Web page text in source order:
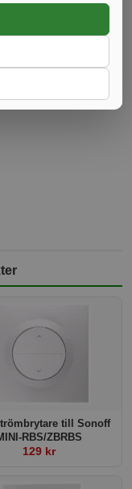
med hjul
till Sonoff
RBS/ZBRBS
129 kr